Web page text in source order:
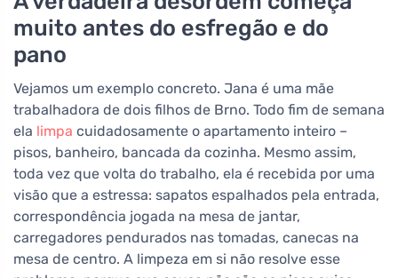
muito antes do esfregão e do
pano
Vejamos um exemplo concreto. Jana é uma mãe
trabalhadora de dois filhos de Brno. Todo fim de semana
ela limpa cuidadosamente o apartamento inteiro –
pisos, banheiro, bancada da cozinha. Mesmo assim,
toda vez que volta do trabalho, ela é recebida por uma
visão que a estressa: sapatos espalhados pela entrada,
correspondência jogada na mesa de jantar,
carregadores pendurados nas tomadas, canecas na
mesa de centro. A limpeza em si não resolve esse